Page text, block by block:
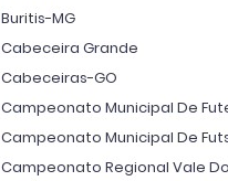
Buritis-MG
Cabeceira Grande
Cabeceiras-GO
Campeonato Municipal De
Campeonato Municipal De
Campeonato Regional Vale